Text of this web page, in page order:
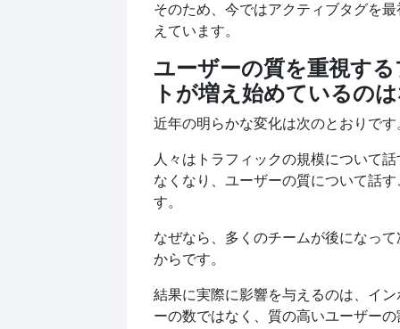
そのため、今ではアクティブタグを
えています。
ユーザーの質を重視す
トが増え始めているの
近年の明らかな変化は次のとおりです
人々はトラフィックの規模について
なくなり、ユーザーの質について話
す。
なぜなら、多くのチームが後になっ
からです。
結果に実際に影響を与えるのは、イ
ーの数ではなく、質の高いユーザー